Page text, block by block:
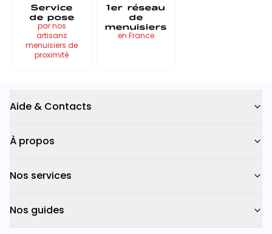
Service
de pose
par nos
artisans
menuisiers de
proximité
1er réseau
de
menuisiers
en France
Aide & Contacts
À propos
Nos services
Nos guides